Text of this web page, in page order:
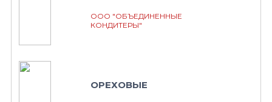
ООО "ОБЪЕДИНЕННЫЕ
КОНДИТЕРЫ"
ОРЕХОВЫЕ